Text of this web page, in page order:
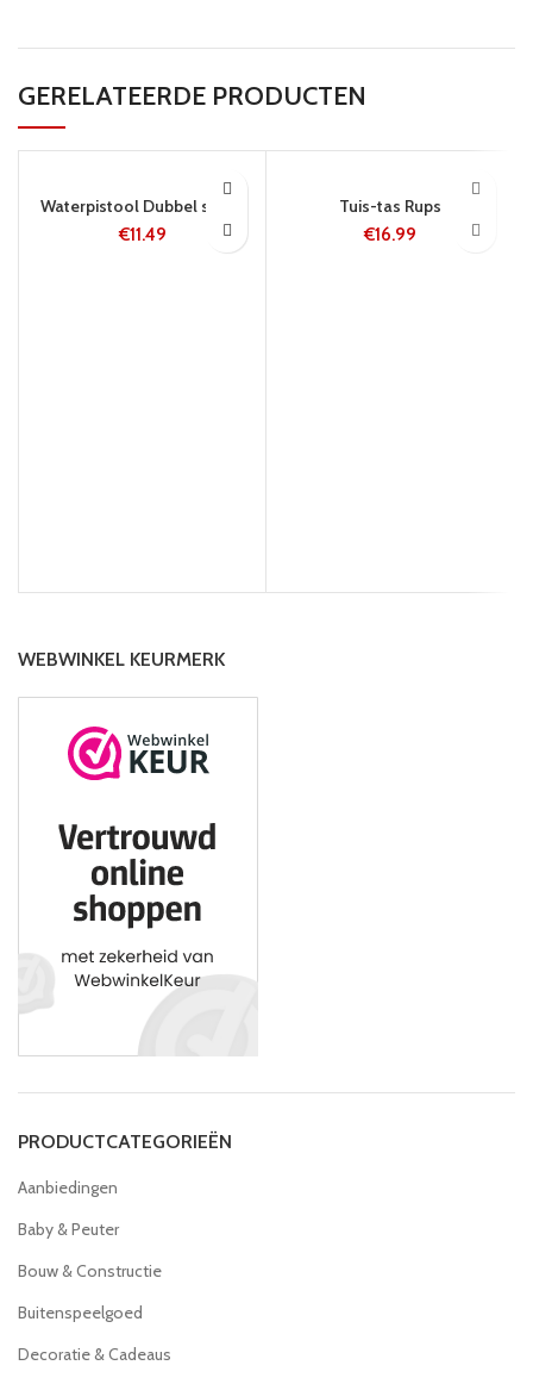
GERELATEERDE PRODUCTEN
Waterpistool Dubbel schot
€11.49
Tuis-tas Rups
€16.99
WEBWINKEL KEURMERK
PRODUCTCATEGORIEËN
Aanbiedingen
Baby & Peuter
Bouw & Constructie
Buitenspeelgoed
Decoratie & Cadeaus